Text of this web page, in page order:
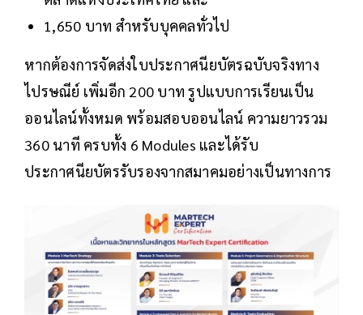
1,650 บาท สำหรับบุคคลทั่วไป
หากต้องการจัดส่งใบประกาศนียบัตรฉบับจริงทาง
ไปรษณีย์ เพิ่มอีก 200 บาท รูปแบบการเรียนเป็น
ออนไลน์ทั้งหมด พร้อมสอบออนไลน์ ความยาวรวม
360 นาที ครบทั้ง 6 Modules และได้รับ
ประกาศนียบัตรรับรองจากสมาคมอย่างเป็นทางการ